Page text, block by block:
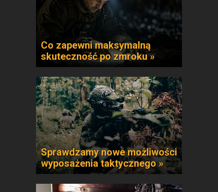
Co zapewni maksymalną
skuteczność po zmroku »
Sprawdzamy nowe możliwości
wyposażenia taktycznego »